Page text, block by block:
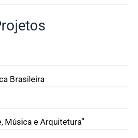
Brasileira
Música e Arquitetura”